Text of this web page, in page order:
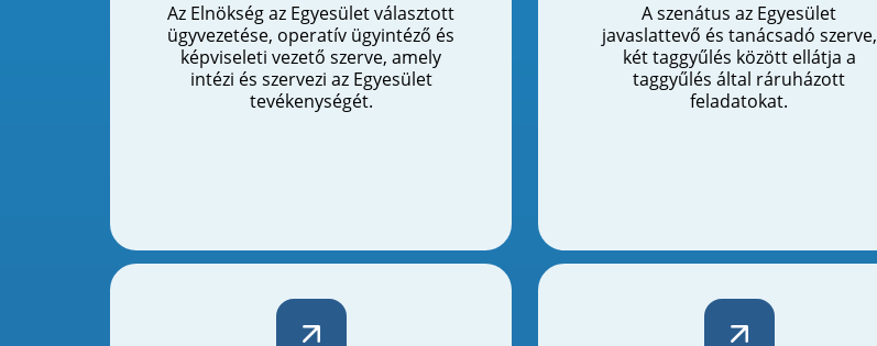
Az Elnökség az Egyesület választott
ügyvezetése, operatív ügyintéző és
képviseleti vezető szerve, amely
intézi és szervezi az Egyesület
tevékenységét.
A szenátus az Egyesület
javaslattevő és tanácsadó szerve,
két taggyűlés között ellátja a
taggyűlés által ráruházott
feladatokat.